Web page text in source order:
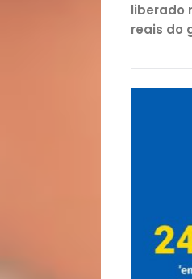
Bora
lá!
liberado
reais do